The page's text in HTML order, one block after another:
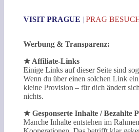
VISIT PRAGUE | PRAG
Werbung & Transparenz:
★ Affiliate-Links
Einige Links auf dieser Seite sind
Wenn du über einen solchen Link
kleine Provision – für dich ändert
nichts.
★ Gesponserte Inhalte / Bezahlte
Manche Inhalte entstehen im